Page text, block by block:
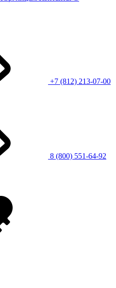
+7 (812) 213-07-00
8 (800) 551-64-92